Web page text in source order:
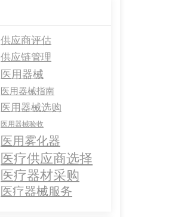
供应商评估
供应链管理
医用器械
医用器械指南
医用器械选购
医用器械验收
医用雾化器
医疗供应商选择
医疗器材采购
医疗器械服务